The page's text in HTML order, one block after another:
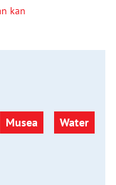
kan
Musea Water